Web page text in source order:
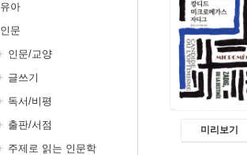
유아
인문
인문/교양
글쓰기
독서/비평
출판/서점
주제로 읽는 인문학
미리보기